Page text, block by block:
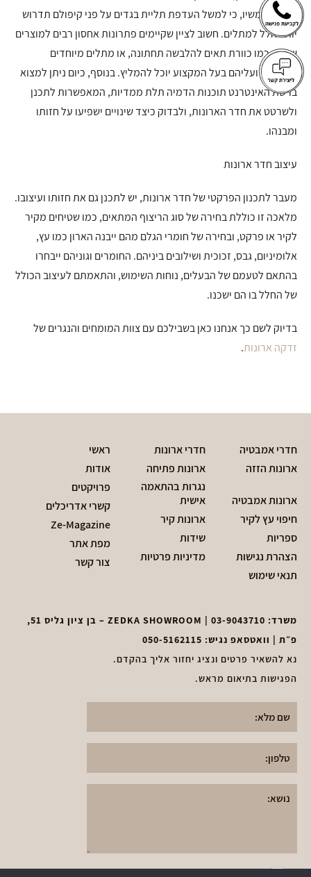
של משתמשיו, כי למשל העדפת תליית בגדים על פני קיפולם תדרוש
יותר חלל למתלים. חשוב לציין שקיימים פתרונות אחסון רבים למוצרים
שונים, כמו כוורת תאים להלבשה תחתונה, או מתלים מיוחדים
לעניבות, ועליהם בעל המקצוע יוכל להמליץ. בנוסף, כיום ניתן למצוא
ברשת האינטרנט תוכנות הדמיה תלת ממדיות, המאפשרות לתכנן
ולשרטט את חדר הארונות, ולבדוק כיצד שינויים ישפיעו על חזותו
ומבנהו.
עיצוב חדר ארונות
מעבר לתכנון הפרקטי של חדר ארונות, יש לתכנן גם את חזותו ועיצובו.
מלאכה זו כוללת בחירה של סוג הריצוף המתאים, כמו שטיחים מקיר
לקיר או פרקט, ובחירה של חומרי הגלם מהם ייבנה הארון כמו עץ,
אלומיניום, גבס, זכוכית ושילובים ביניהם. החומרים וגוניהם ייבחרו
בהתאם לטעמם של הבעלים, נוחות השימוש, והתאמתם לעיצוב הכולל
של החלל בו הם ישכנו.
בדיוק לשם כך אנחנו כאן בשבילכם עם צוות המומחים והנגרים של
זדקה ארונות.
חדרי אמבטיה
חדרי ארונות
ארונות הזזה
ארונות פתיחה
ארונות אמבטיה
נגרות בהתאמה
אישית
חיפוי עץ לקיר
ארונות קיר
ספריות
שידות
הצהרת נגישות
מדיניות פרטיות
תנאי שימוש
ראשי
אודות
פרויקטים
קשרי אדריכלים
Ze-Magazine
מפת אתר
צור קשר
משרד: 03-9043710
| ZEDKA SHOWROOM – בן ציון גליס 51,
פ״ת | וואטסאפ נגיש: 050-5162115
נא להשאיר פרטים ונציג יחזור אליך בהקדם.
הפגישות בתיאום מראש.
אני אני מאשר אתתקנון מדיניות הפרטיות